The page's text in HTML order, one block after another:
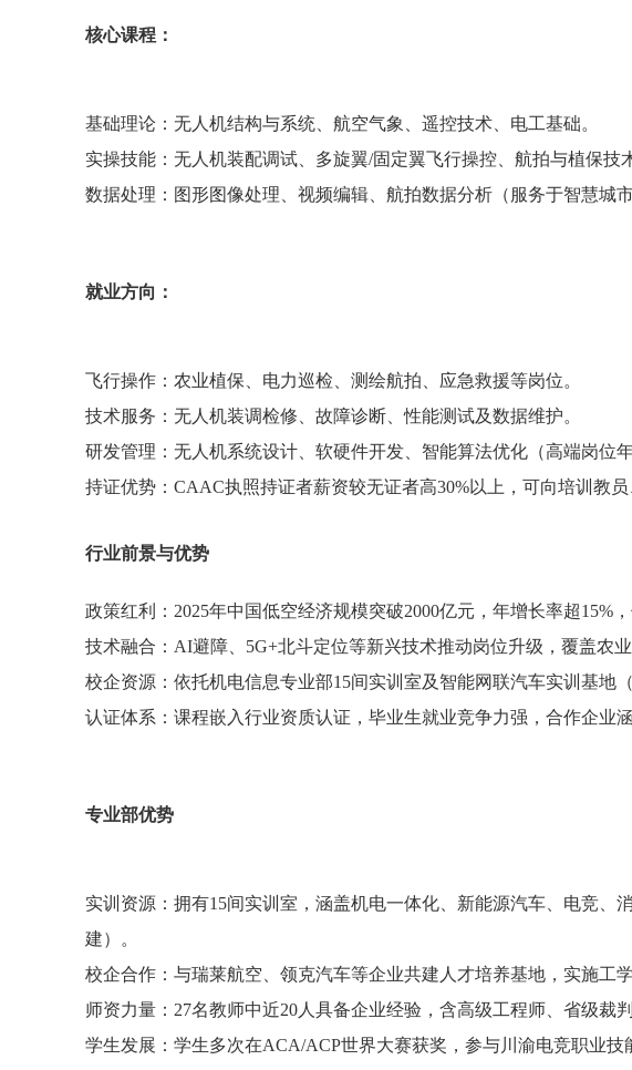
核心课程：
基础理论：无人机结构与系统、航空气象、遥控技术、电工基础。
实操技能：无人机装配调试、多旋翼/固定翼飞行操控、航拍与植保技
数据处理：图形图像处理、视频编辑、航拍数据分析（服务于智慧城
就业方向：
飞行操作：农业植保、电力巡检、测绘航拍、应急救援等岗位。
技术服务：无人机装调检修、故障诊断、性能测试及数据维护。
研发管理：无人机系统设计、软硬件开发、智能算法优化（高端岗位
持证优势：CAAC执照持证者薪资较无证者高30%以上，可向培训教员
行业前景与优势
政策红利：2025年中国低空经济规模突破2000亿元，年增长率超15%
技术融合：AI避障、5G+北斗定位等新兴技术推动岗位升级，覆盖农
校企资源：依托机电信息专业部15间实训室及智能网联汽车实训基地
认证体系：课程嵌入行业资质认证，毕业生就业竞争力强，合作企业
专业部优势
实训资源：拥有15间实训室，涵盖机电一体化、新能源汽车、电竞、
建）。
校企合作：与瑞莱航空、领克汽车等企业共建人才培养基地，实施工
师资力量：27名教师中近20人具备企业经验，含高级工程师、省级裁
学生发展：学生多次在ACA/ACP世界大赛获奖，参与川渝电竞职业技